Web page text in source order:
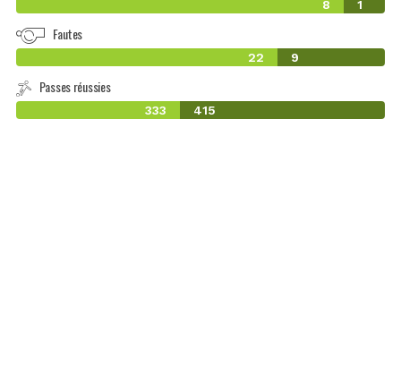
8 1
Fautes
22 9
Passes réussies
333 415